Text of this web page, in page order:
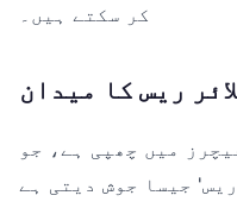
کر سکتے ہیں۔
ریس کا میدان
میں چھپی ہے، جو